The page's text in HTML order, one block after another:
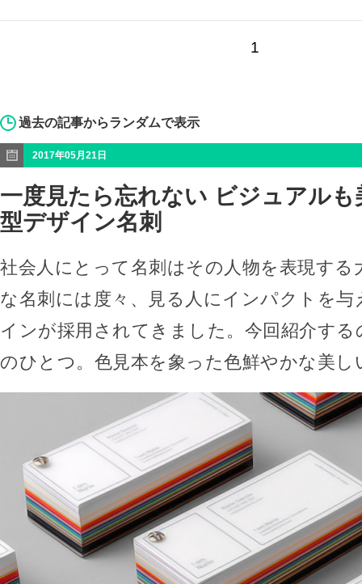
1
過去の記事からランダムで表示
2017年05月21日
一度見たら忘れない ビジュアルも
型デザイン名刺
社会人にとって名刺はその人物を表現する
な名刺には度々、見る人にインパクトを与
インが採用されてきました。今回紹介す
のひとつ。色見本を象った色鮮やかな美し